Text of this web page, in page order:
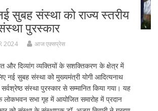
सुबह संस्था को राज्य स्तरीय
पुरस्कार
2024 आज एक्सप्रेस
और दिव्यांग व्यक्तियों के सशक्तिकरण के क्षेत्र में
नई सुबह संस्था को मुख्यमंत्री योगी आदित्यनाथ
सर्वश्रेष्ठ संस्था पुरस्कार से सम्मानित किया गया। यह
सभा गृह में आयोजित समारोह में प्रदान